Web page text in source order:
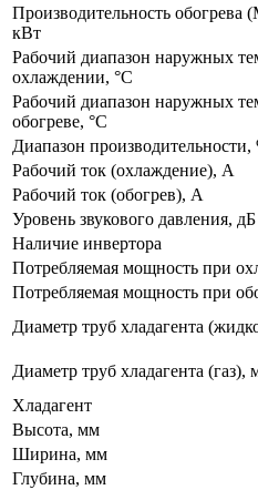
Производительность обогрева
кВт
Рабочий диапазон наружных
охлаждении, °С
Рабочий диапазон наружных
обогреве, °С
Диапазон производительности,
Рабочий ток (охлаждение), А
Рабочий ток (обогрев), А
Уровень звукового давления,
Наличие инвертора
Потребляемая мощность при
Потребляемая мощность при
Диаметр труб хладагента
Диаметр труб хладагента
Хладагент
Высота, мм
Ширина, мм
Глубина, мм